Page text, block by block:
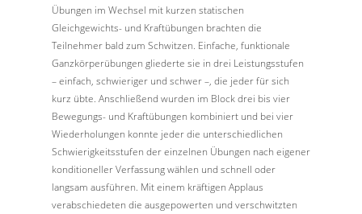
Übungen im Wechsel mit kurzen statischen
Gleichgewichts- und Kraftübungen brachten die
Teilnehmer bald zum Schwitzen. Einfache, funktionale
Ganzkörperübungen gliederte sie in drei Leistungsstufen
– einfach, schwieriger und schwer –, die jeder für sich
kurz übte. Anschließend wurden im Block drei bis vier
Bewegungs- und Kraftübungen kombiniert und bei vier
Wiederholungen konnte jeder die unterschiedlichen
Schwierigkeitsstufen der einzelnen Übungen nach eigener
konditioneller Verfassung wählen und schnell oder
langsam ausführen. Mit einem kräftigen Applaus
verabschiedeten die ausgepowerten und verschwitzten